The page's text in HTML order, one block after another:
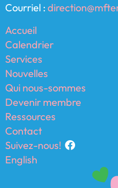
Courriel :
Accueil
Calendrier
Services
Nouvelles
Qui nous-sommes
Devenir membre
Ressources
Contact
Suivez-nous!
English